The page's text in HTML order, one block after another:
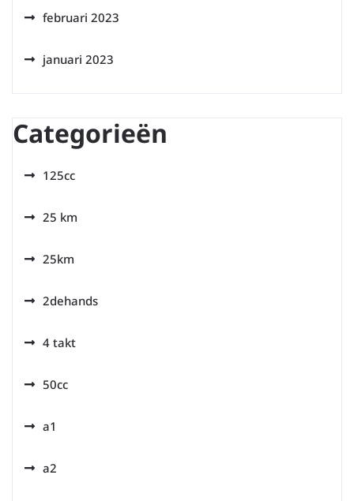
februari 2023
januari 2023
Categorieën
125cc
25 km
25km
2dehands
4 takt
50cc
a1
a2